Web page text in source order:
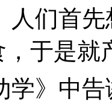
人们首
，于是就
》中告